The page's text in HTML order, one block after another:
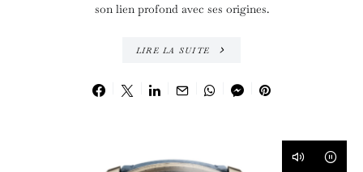
son lien profond avec ses origines.
LIRE LA SUITE